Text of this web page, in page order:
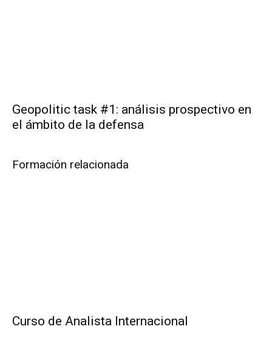
Geopolitic task #1: análisis prospectivo en
el ámbito de la defensa
Formación relacionada
Curso de Analista Internacional